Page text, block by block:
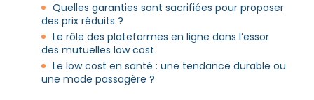
Quelles garanties sont sacrifiées pour proposer
des prix réduits ?
Le rôle des plateformes en ligne dans l’essor
des mutuelles low cost
Le low cost en santé : une tendance durable ou
une mode passagère ?